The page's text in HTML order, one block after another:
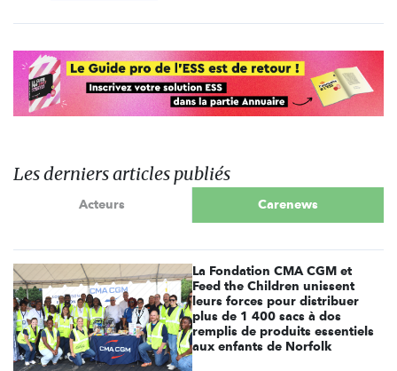
Les derniers articles publiés
Acteurs Carenews
La Fondation CMA CGM et
Feed the Children unissent
leurs forces pour distribuer
plus de 1 400 sacs à dos
remplis de produits essentiels
aux enfants de Norfolk